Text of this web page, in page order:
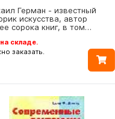
Герман - известный
искусства, автор
сорока книг, в том…
складе.
заказать.